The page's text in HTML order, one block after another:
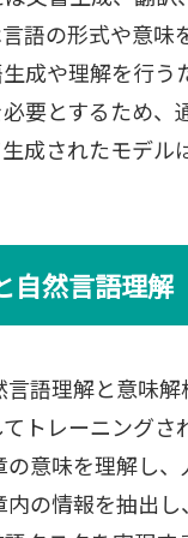
語の形式や意
成や理解を行
要とするため
成されたモデ
自然言語理解
語理解と意味
トレーニングさ
意味を理解し、
の情報を抽出